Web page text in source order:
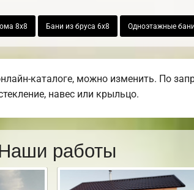
8х8 Бани из бруса 6х8 Одноэтажные
каталоге, можно изменить. По
навес или крыльцо.
работы